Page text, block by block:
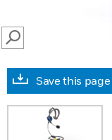
SEARCH
Save this